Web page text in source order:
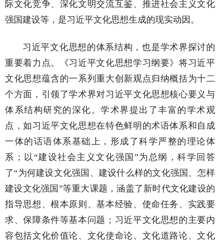
际文化竞争、深化文明交流互鉴、推进社会主义文化
强国建设等，是习近平文化思想生成的现实动因。
习近平文化思想的体系结构，也是学术界探讨的
重要着力点。《习近平文化思想学习纲要》将习近平
文化思想蕴含的一系列重大创新观点归纳概括为十二
个方面，引领了学术界对习近平文化思想核心要义与
体系结构研究的深化。学术界提出了丰富的学术观
点，如习近平文化思想在特色鲜明的术语体系和自成
一体的话语体系基础上，形成了科学严整的理论体
系；以“建设社会主义文化强国”为总纲，科学回答
了“为何建设文化强国、建设什么样的文化强国、怎样
建设文化强国”等重大课题，涵盖了新时代文化建设的
指导思想、根本原则、基本经验、使命任务、实践要
求、保障条件等基本问题；习近平文化思想的主要内
容包括文化价值论、文化使命论、文化道路论、文化